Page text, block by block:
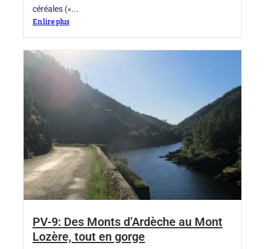
céréales («...
En lire plus
PV-9: Des Monts d’Ardèche au Mont
Lozère, tout en gorge